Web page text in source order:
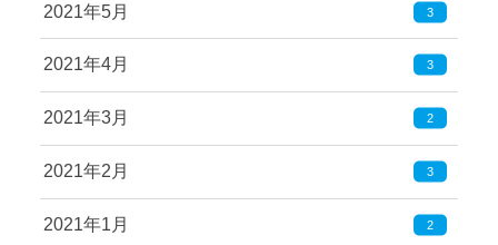
2021年5月 3
2021年4月 3
2021年3月 2
2021年2月 3
2021年1月 2